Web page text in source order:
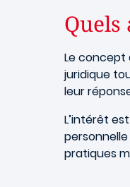
Le concept
juridique
leur
L’intérêt
pratiques